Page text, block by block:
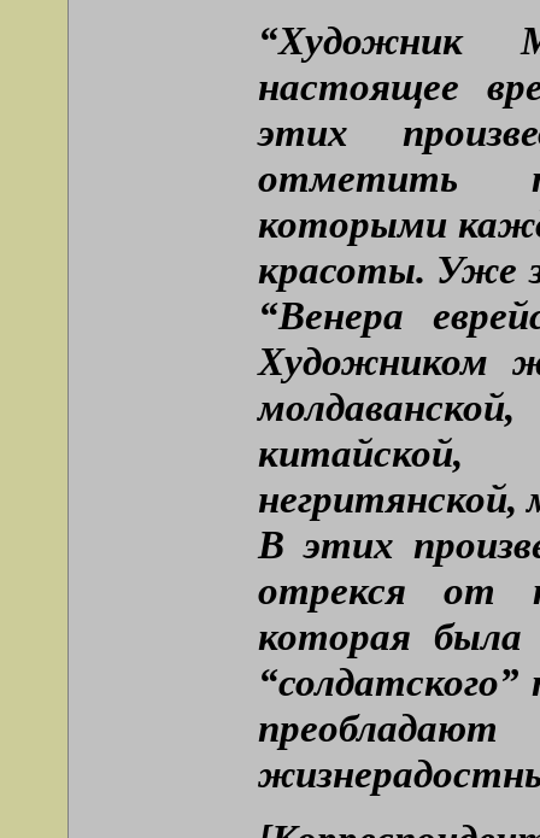
настоящее
этих
отметить
которыми
красоты. Уже
“Венера
Художником
негритянской,
В этих
отрекся от
которая была